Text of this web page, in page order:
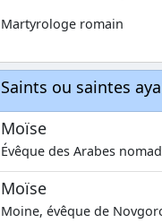
Martyrologe romain
Saints ou saintes
Moïse
Évêque des Arabes
Moïse
Moine, évêque de